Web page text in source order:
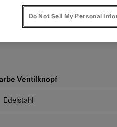
Ventilknopf
Edelstahl
Do Not Sell My Personal